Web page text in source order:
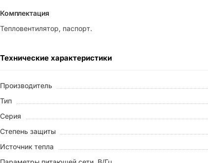
Комплектация
Тепловентилятор, паспорт.
Технические характеристики
Производитель
Тип
Серия
Степень защиты
Источник тепла